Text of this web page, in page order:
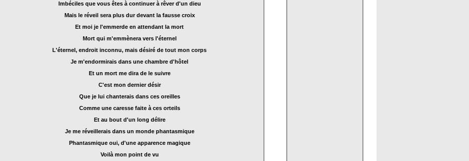
Imbéciles que vous êtes à continuer à rêver d'un dieu
Mais le réveil sera plus dur devant la fausse croix
Et moi je l'emmerde en attendant la mort
Mort qui m'emmènera vers l'éternel
L'éternel, endroit inconnu, mais désiré de tout mon corps
Je m'endormirais dans une chambre d'hôtel
Et un mort me dira de le suivre
C'est mon dernier désir
Que je lui chanterais dans ces oreilles
Comme une caresse faite à ces orteils
Et au bout d'un long délire
Je me réveillerais dans un monde phantasmique
Phantasmique oui, d'une apparence magique
Voilà mon point de vu